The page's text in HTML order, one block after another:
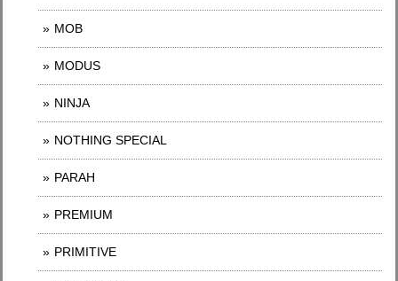
MOB
MODUS
NINJA
NOTHING SPECIAL
PARAH
PREMIUM
PRIMITIVE